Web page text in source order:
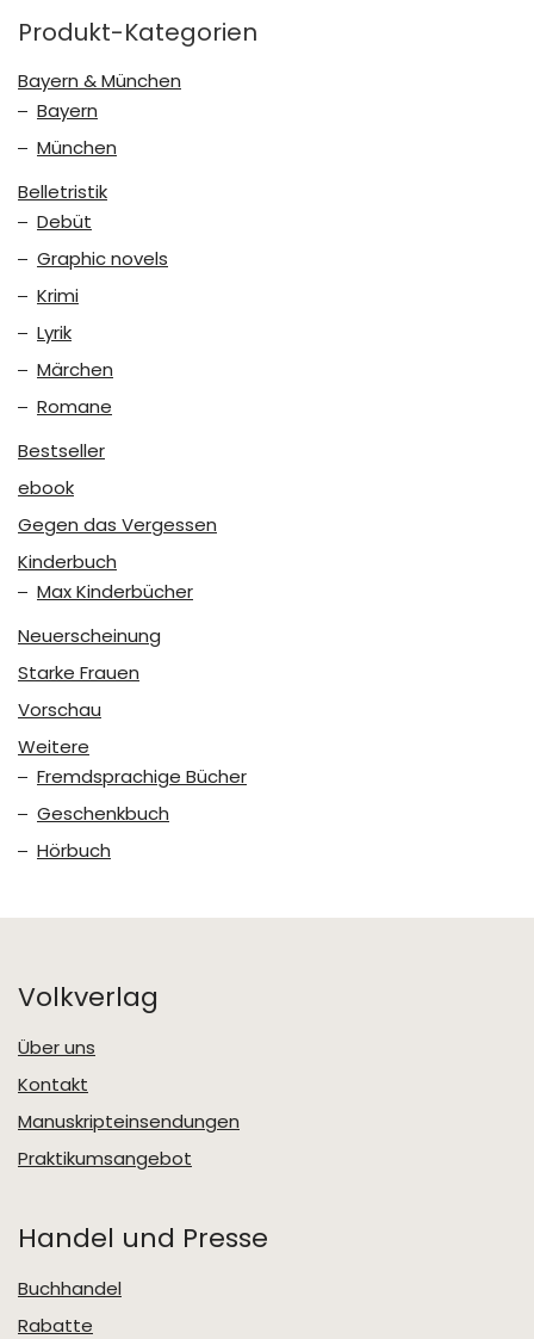
Produkt-Kategorien
Bayern & München
Bayern
München
Belletristik
Debüt
Graphic novels
Krimi
Lyrik
Märchen
Romane
Bestseller
ebook
Gegen das Vergessen
Kinderbuch
Max Kinderbücher
Neuerscheinung
Starke Frauen
Vorschau
Weitere
Fremdsprachige Bücher
Geschenkbuch
Hörbuch
Volkverlag
Über uns
Kontakt
Manuskripteinsendungen
Praktikumsangebot
Handel und Presse
Buchhandel
Rabatte